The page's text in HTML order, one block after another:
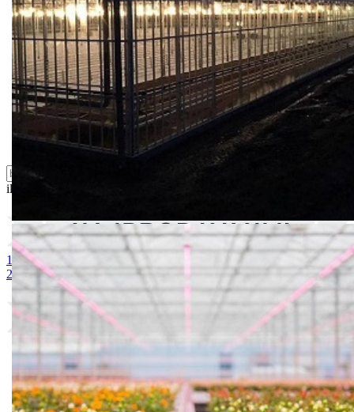
Folije i agrotekstili
Oprema i instrumenti
Semena povrća
Sredstva za ishranu biljaka
Sredstva za zaštitu biljaka
Supstrati
Zaštita ... u 10 litara
ili probajte naprednu:
1. BUCHAREST 2500S 2. DELIGHT BALL
3. PRUKTOR
2500S 4. BUCHAREST 10000S